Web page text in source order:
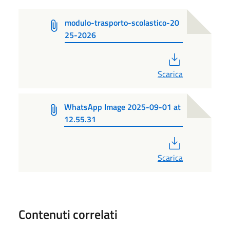
modulo-trasporto-scolastico-20
25-2026
Scarica
WhatsApp Image 2025-09-01 at
12.55.31
Scarica
Contenuti correlati